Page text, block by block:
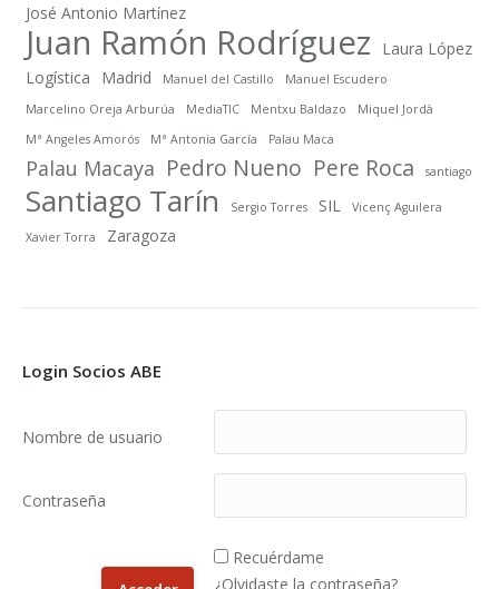
José Antonio Martínez
Juan Ramón Rodríguez
Laura López
Logística
Madrid Manuel del Castillo
Manuel Escudero
Marcelino Oreja Arburúa
MediaTIC Mentxu Baldazo
Miquel Jordà
Mª Angeles Amorós
Mª Antonia García Palau Maca
Palau Macaya Pedro Nueno Pere Roca santiago
Santiago Tarín Sergio Torres SIL
Vicenç Aguilera
Xavier Torra
Zaragoza
Login Socios ABE
Nombre de usuario
Contraseña
Recuérdame
¿Olvidaste la contraseña?